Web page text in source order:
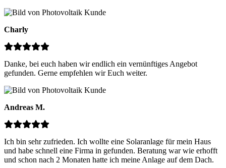
Charly
Danke, bei euch haben wir endlich ein vernünftiges Angebot
gefunden. Gerne empfehlen wir Euch weiter.
Andreas M.
Ich bin sehr zufrieden. Ich wollte eine Solaranlage für mein Haus
und habe schnell eine Firma in gefunden. Beratung war wie erhofft
und schon nach 2 Monaten hatte ich meine Anlage auf dem Dach.